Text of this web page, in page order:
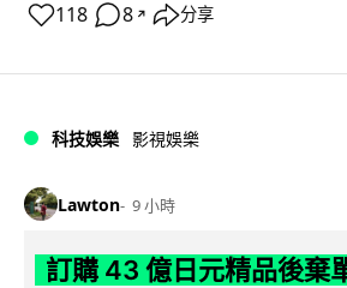
118 8 ↗ 分享
科技娛樂 影視娛樂
Lawton 9 小時
訂購 43 億日元精品後棄